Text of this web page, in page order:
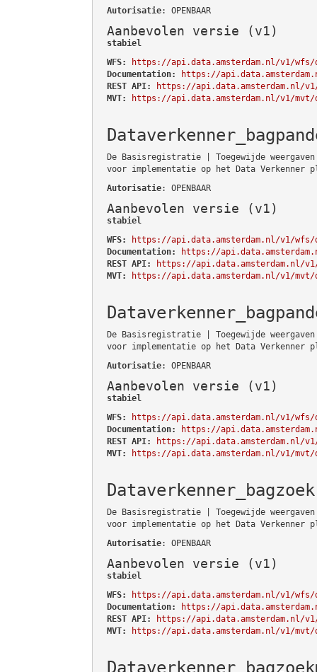
Autorisatie: OPENBAAR
Aanbevolen versie (v1)
stabiel
WFS:
https://api.data.amsterdam.nl/v1/wfs/
Documentation:
https://
REST API:
https://api.data.amsterdam.nl/
MVT:
https://api.data.amsterdam.nl/v1/mvt/
De Basisregistratie | Toegewijde
voor implementatie op het Data Verkenner
Autorisatie: OPENBAAR
Aanbevolen versie (v1)
stabiel
WFS:
https://api.data.amsterdam.nl/v1/wfs/
Documentation:
https://
REST API:
https://api.data.amsterdam.nl/v1/
MVT:
https://api.data.amsterdam.nl/v1/mvt/
De Basisregistratie | Toegewijde
voor implementatie op het Data Verkenner
Autorisatie: OPENBAAR
Aanbevolen versie (v1)
stabiel
WFS:
https://api.data.amsterdam.nl/v1/wfs/
Documentation:
https://
REST API:
https://api.data.amsterdam.nl/v1/
MVT:
https://api.data.amsterdam.nl/v1/mvt/
Dataverkenner_bagzoek
De Basisregistratie | Toegewijde
voor implementatie op het Data Verkenner
Autorisatie: OPENBAAR
Aanbevolen versie (v1)
stabiel
WFS:
https://api.data.amsterdam.nl/v1/wfs/
Documentation:
https://
REST API:
https://api.data.amsterdam.nl/
MVT:
https://api.data.amsterdam.nl/v1/mvt/